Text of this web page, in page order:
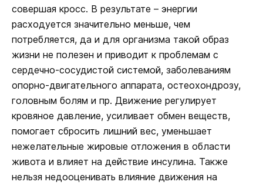
совершая кросс. В результате – энергии
расходуется значительно меньше, чем
потребляется, да и для организма такой образ
жизни не полезен и приводит к проблемам с
сердечно-сосудистой системой, заболеваниям
опорно-двигательного аппарата, остеохондрозу,
головным болям и пр. Движение регулирует
кровяное давление, усиливает обмен веществ,
помогает сбросить лишний вес, уменьшает
нежелательные жировые отложения в области
живота и влияет на действие инсулина. Также
нельзя недооценивать влияние движения на